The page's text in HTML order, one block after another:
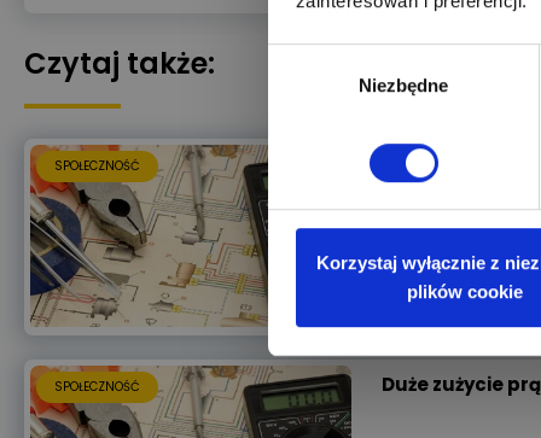
Niezbędne
Korzystaj wyłącznie z
plików cookie
Czytaj także:
SPOŁECZNOŚĆ Dobór PV przy
Witam, Robię
SPOŁECZNOŚĆ Duże zużycie